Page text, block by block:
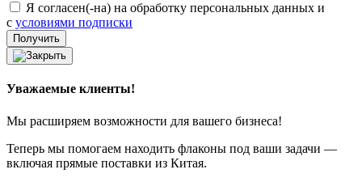
Я согласен(-на) на обработку персональных данных и
с условиями подписки
Уважаемые клиенты!
Мы расширяем возможности для вашего бизнеса!
Теперь мы помогаем находить флаконы под ваши задачи —
включая прямые поставки из Китая.